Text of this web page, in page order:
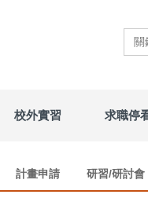
校外實習 求職停
計畫申請 研習/研討會